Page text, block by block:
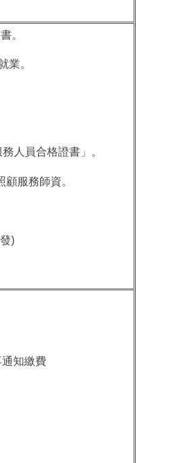
。
業。
人員合格證書」。
服務師資。
)
知繳費